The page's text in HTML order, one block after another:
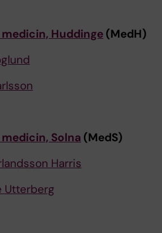
Huddinge (MedH)
Solna (MedS)
Harris
Utterberg